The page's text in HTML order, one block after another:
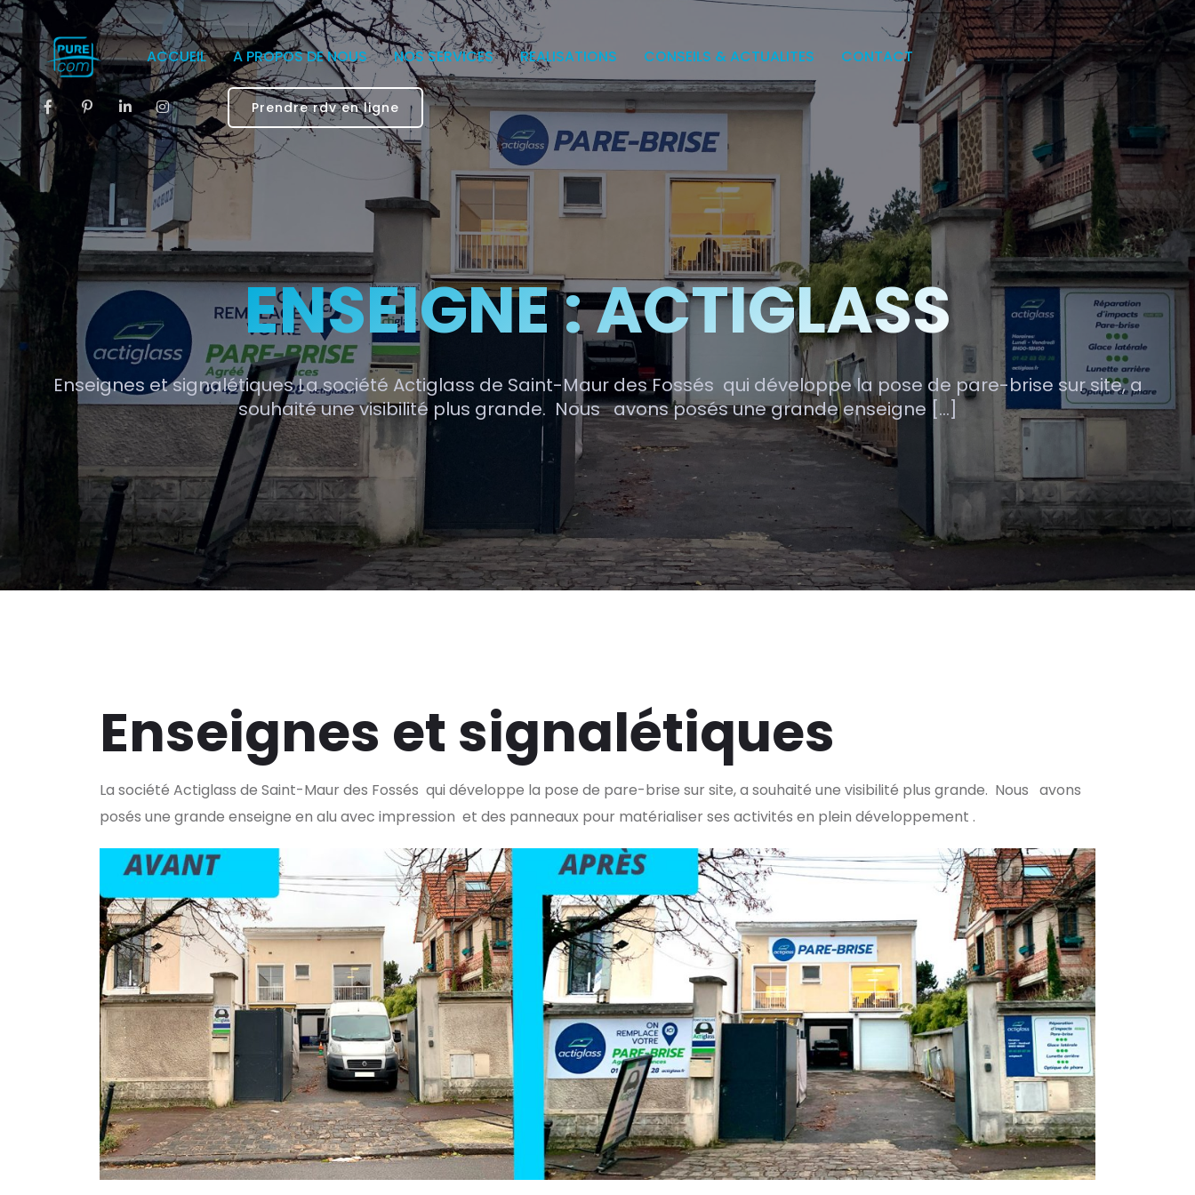
ACCUEIL A PROPOS DE NOUS NOS SERVICES REALISATIONS CONSEILS & ACTUALITES CONTACT
Prendre rdv en ligne
ENSEIGNE : ACTIGLASS
Enseignes et signalétiques La société Actiglass de Saint-Maur des Fossés qui développe la pose de pare-brise sur site, a
souhaité une visibilité plus grande. Nous avons posés une grande enseigne […]
Enseignes et signalétiques
La société Actiglass de Saint-Maur des Fossés qui développe la pose de pare-brise sur site, a souhaité une visibilité plus grande. Nous avons
posés une grande enseigne en alu avec impression et des panneaux pour matérialiser ses activités en plein développement .